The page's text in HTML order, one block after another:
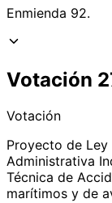
Enmienda 92.
Votación
Votación
Proyecto de
Administrativa
Técnica de
marítimos y de